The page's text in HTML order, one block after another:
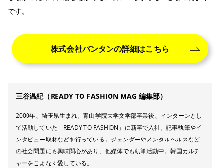
です。
株式会社バンタンの詳細はこちら
三谷温紀（READY TO FASHION MAG 編集部）
2000年、埼玉県生まれ。青山学院大学文学部卒業後、インターンとし
て活動していた「READY TO FASHION」に新卒で入社。記事執筆やイ
ンタビュー取材などを行っている。ジェンダーやメンタルヘルスなど
の社会問題にも興味関心があり、他媒体でも執筆活動中。韓国カルチ
ャーをこよなく愛している。